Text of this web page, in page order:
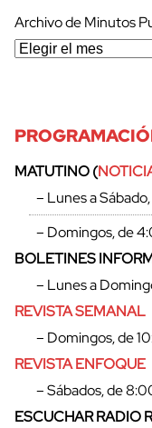
Archivo de Minutos
MATUTINO (
– Lunes a
– Domingos, de
BOLETINES
– Lunes a
REVISTA SEMANAL
– Domingos, de
REVISTA ENFOQUE
– Sábados, de
ESCUCHAR RADIO